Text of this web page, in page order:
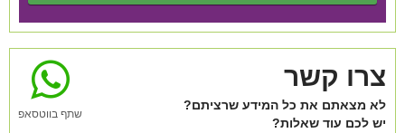
שתף בווטסאפ
צרו קשר
לא מצאתם את כל המידע שרציתם?
יש לכם עוד שאלות?